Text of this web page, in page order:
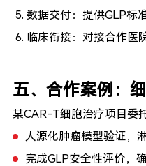
数据交付：提供GLP标
临床衔接：对接合作医
五、合作案例：
某CAR-T细胞治疗项目委
人源化肿瘤模型验证，
完成GLP安全性评价，